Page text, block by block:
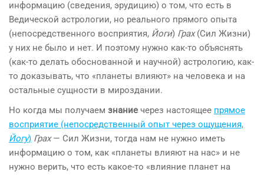
информацию (сведения, эрудицию) о том, что есть в
Ведической астрологии, но реального прямого опыта
(непосредственного восприятия, Йоги) Грах(Сил Жизни)
у них не было и нет. И поэтому нужно как-то объяснять
(как-то делать обоснованной и научной) астрологию, как-
то доказывать, что «планеты влияют» на человека и на
остальные сущности в мироздании.
Но когда мы получаем знание через настоящее прямое
восприятие (непосредственный опыт через ощущения,
Йогу) Грах— Сил Жизни, тогда нам не нужно иметь
информацию о том, как «планеты влияют на нас» и не
нужно верить, что есть какое-то «влияние планет на